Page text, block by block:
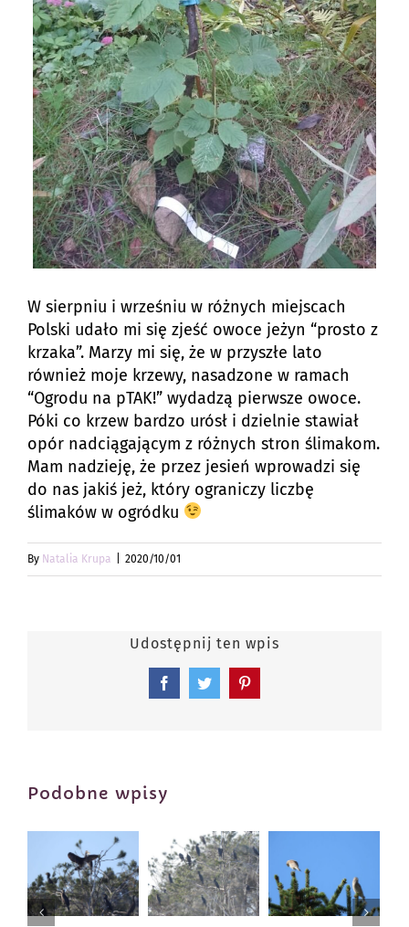
W sierpniu i wrześniu w różnych miejscach
Polski udało mi się zjeść owoce jeżyn “prosto z
krzaka”. Marzy mi się, że w przyszłe lato
również moje krzewy, nasadzone w ramach
“Ogrodu na pTAK!” wydadzą pierwsze owoce.
Póki co krzew bardzo urósł i dzielnie stawiał
opór nadciągającym z różnych stron ślimakom.
Mam nadzieję, że przez jesień wprowadzi się
do nas jakiś jeż, który ograniczy liczbę
ślimaków w ogródku
By Natalia Krupa 2020/10/01
Udostępnij ten wpis
FacebookTwitterPinterest
Podobne wpisy